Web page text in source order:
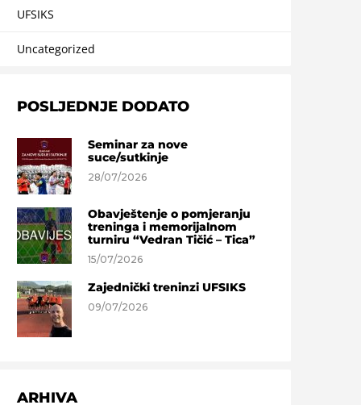
UFSIKS
Uncategorized
POSLJEDNJE DODATO
Seminar za nove
suce/sutkinje
28/07/2026
Obavještenje o pomjeranju
treninga i memorijalnom
turniru “Vedran Tičić – Tica”
15/07/2026
Zajednički treninzi UFSIKS
09/07/2026
ARHIVA